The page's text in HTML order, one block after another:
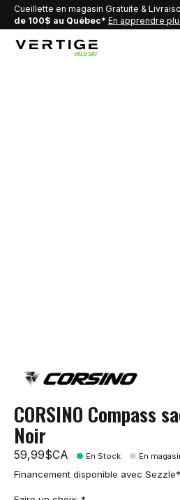
Cueillette en magasin Gratuite &
de 100$ au Québec* En apprendre
CORSINO Compass
Noir
59,99$CA En Stock En
Financement disponible avec Sezzle*